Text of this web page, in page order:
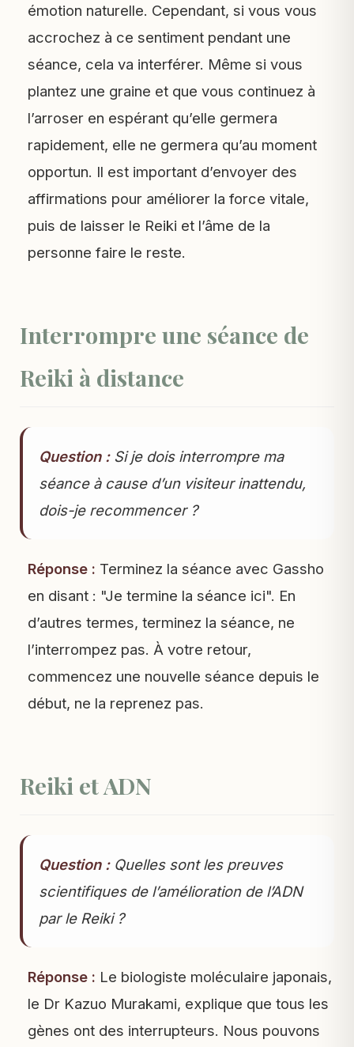
émotion naturelle. Cependant, si vous vous
accrochez à ce sentiment pendant une
séance, cela va interférer. Même si vous
plantez une graine et que vous continuez à
l’arroser en espérant qu’elle germera
rapidement, elle ne germera qu’au moment
opportun. Il est important d’envoyer des
affirmations pour améliorer la force vitale,
puis de laisser le Reiki et l’âme de la
personne faire le reste.
Interrompre une séance de
Reiki à distance
Question :Si je dois interrompre ma
séance à cause d’un visiteur inattendu,
dois-je recommencer ?
Réponse : Terminez la séance avec Gassho
en disant : "Je termine la séance ici". En
d’autres termes, terminez la séance, ne
l’interrompez pas. À votre retour,
commencez une nouvelle séance depuis le
début, ne la reprenez pas.
Reiki et ADN
Question :Quelles sont les preuves
scientifiques de l’amélioration de l’ADN
par le Reiki ?
Réponse : Le biologiste moléculaire japonais,
le Dr Kazuo Murakami, explique que tous les
gènes ont des interrupteurs. Nous pouvons